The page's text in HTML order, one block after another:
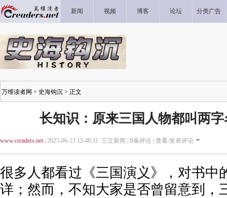
新闻 视频 博客 论坛 分类广告
万维读者网 > 史海钩沉 > 正文
长知识：原来三国人物都叫两
www.creaders.net| 2025-06-13 15:48:31 三立新闻 | 0条评论 | 查看/发表评论
很多人都看过《三国演义》，对书中
详；然而，不知大家是否曾留意到，